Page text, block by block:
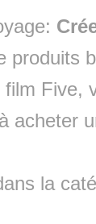
produits
Five,
acheter
la